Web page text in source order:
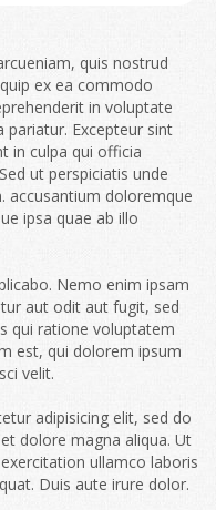
quis nostrud
ex ea commodo
in voluptate
pariatur. Excepteur sint
in culpa qui officia
ut perspiciatis unde
accusantium doloremque
ipsa quae ab illo
Nemo enim ipsam
aut odit aut fugit, sed
qui ratione voluptatem
est, qui dolorem ipsum
velit.
adipisicing elit, sed do
dolore magna aliqua. Ut
ullamco laboris
Duis aute irure dolor.